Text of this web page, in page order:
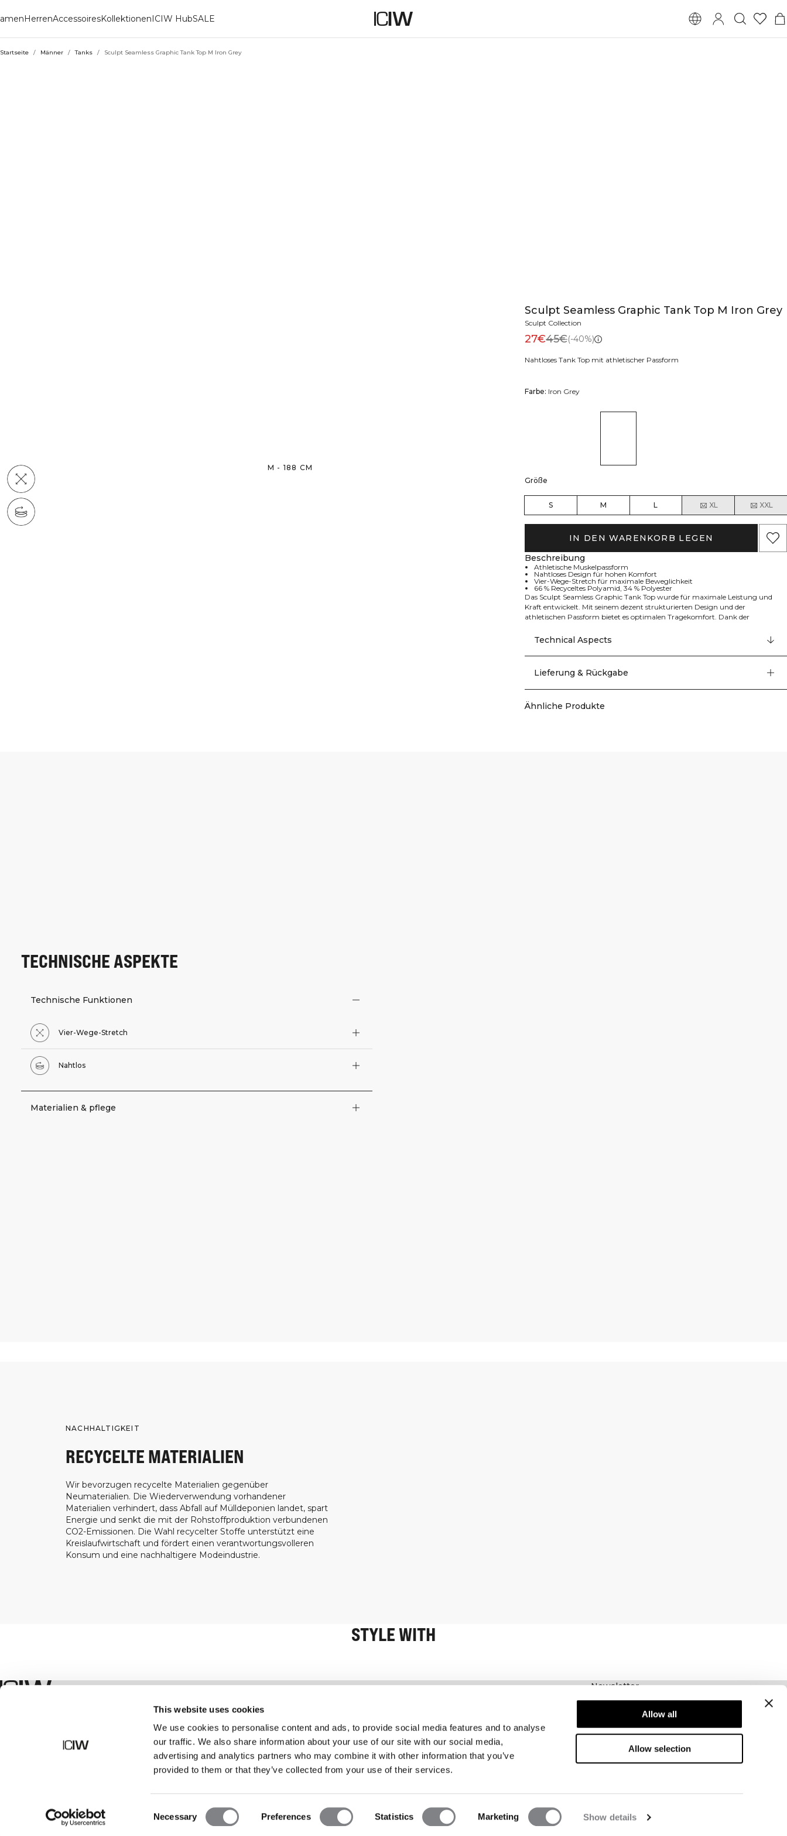
This website uses cookies
We use cookies to personalise content and ads, to provide social media features and to analyse
our traffic. We also share information about your use of our site with our social media,
advertising and analytics partners who may combine it with other information that you’ve
provided to them or that they’ve collected from your use of their services.
Selection
Necessary Preferences Statistics Marketing Show details
Allow all
Allow selection
HerrenAccessoiresKollektionenICIW HubSALE
Startseite / Männer / Tanks / Sculpt Seamless Graphic Tank Top M Iron Grey
M - 188 CM
Sculpt Seamless Graphic Tank Top M Iron Grey
Sculpt Collection
27€45€(-40%)
Nahtloses Tank Top mit athletischer Passform
Farbe: Iron Grey
Größe
S M L XL XXL
IN DEN WARENKORB LEGEN
Beschreibung
Athletische Muskelpassform
Nahtloses Design für hohen Komfort
Vier-Wege-Stretch für maximale Beweglichkeit
66 % Recyceltes Polyamid, 34 % Polyester
Das Sculpt Seamless Graphic Tank Top wurde für maximale Leistung und
Kraft entwickelt. Mit seinem dezent strukturierten Design und der
athletischen Passform bietet es optimalen Tragekomfort. Dank der
ermöglicht es uneingeschränkte Bewegungsfreiheit bei jedem Training. 66%
Recyceltes Polyamid, 34% Polyester
Technical Aspects
Lieferung & Rückgabe
Ähnliche Produkte
TECHNISCHE ASPEKTE
Technische Funktionen
Vier-Wege-Stretch
Nahtlos
Materialien & pflege
NACHHALTIGKEIT
RECYCELTE MATERIALIEN
Wir bevorzugen recycelte Materialien gegenüber
Neumaterialien. Die Wiederverwendung vorhandener
Materialien verhindert, dass Abfall auf Mülldeponien landet, spart
Energie und senkt die mit der Rohstoffproduktion verbundenen
CO2-Emissionen. Die Wahl recycelter Stoffe unterstützt eine
Kreislaufwirtschaft und fördert einen verantwortungsvolleren
Konsum und eine nachhaltigere Modeindustrie.
STYLE WITH
Newsletter
Abonnieren Sie unseren Newsletter! Erhalten
Sie exklusive Angebote, unsere neuesten
Nachrichten und vieles mehr.